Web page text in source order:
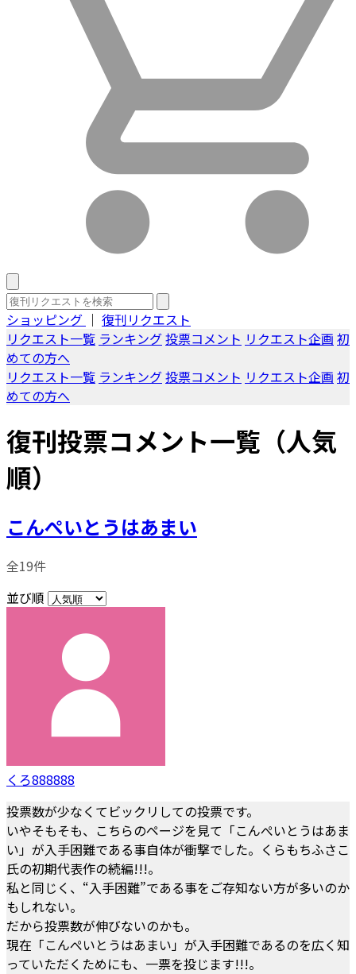
ショッピング ｜ 復刊リクエスト
リクエスト一覧 ランキング投票コメント リクエスト企画 初
めての方へ
リクエスト一覧 ランキング投票コメント リクエスト企画 初
めての方へ
復刊投票コメント一覧（人気
順）
こんぺいとうはあまい
全19件
並び順
くろ888888
投票数が少なくてビックリしての投票です。
いやそもそも、こちらのページを見て「こんぺいとうはあま
い」が入手困難である事自体が衝撃でした。くらもちふさこ
氏の初期代表作の続編!!!。
私と同じく、“入手困難”である事をご存知ない方が多いのか
もしれない。
だから投票数が伸びないのかも。
現在「こんぺいとうはあまい」が入手困難であるのを広く知
っていただくためにも、一票を投じます!!!。